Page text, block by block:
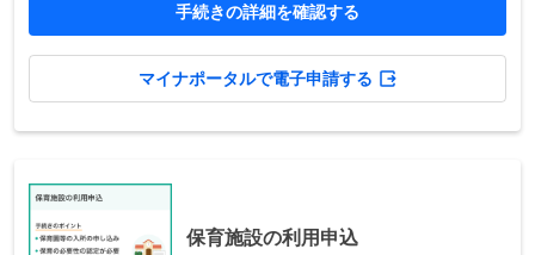
手続きの詳細を確認する
マイナポータルで電子申請する
保育施設の利用申込